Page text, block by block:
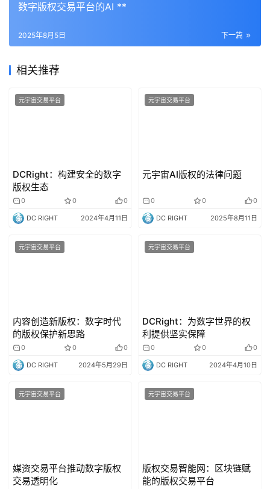
数字版权交易平台的AI **
下一篇
2025年8月5日
相关推荐
元宇宙交易平台
DCRight：构建安全的数字
版权生态
0 0 0
DC RIGHT 2024年4月11日
元宇宙交易平台
元宇宙AI版权的法律问题
0 0 0
DC RIGHT 2025年8月11日
元宇宙交易平台
内容创造新版权：数字时代
的版权保护新思路
0 0 0
DC RIGHT 2024年5月29日
元宇宙交易平台
DCRight：为数字世界的权
利提供坚实保障
0 0 0
DC RIGHT 2024年4月10日
元宇宙交易平台
媒资交易平台推动数字版权
交易透明化
元宇宙交易平台
版权交易智能网：区块链赋
能的版权交易平台